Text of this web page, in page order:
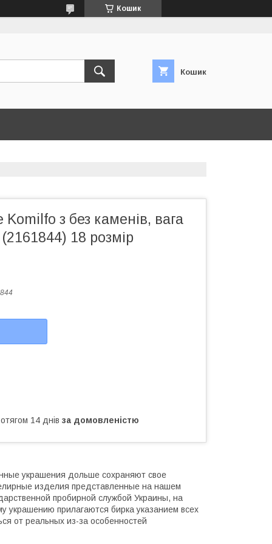
Кошик
Кошик
Komilfo з без каменів, вага
18 розмір
14 днів за домовленістю
украшения дольше сохраняют свое
изделия представленные на нашем
пробирной службой Украины, на
украшению прилагаются бирка указанием всех
от реальных из-за особенностей